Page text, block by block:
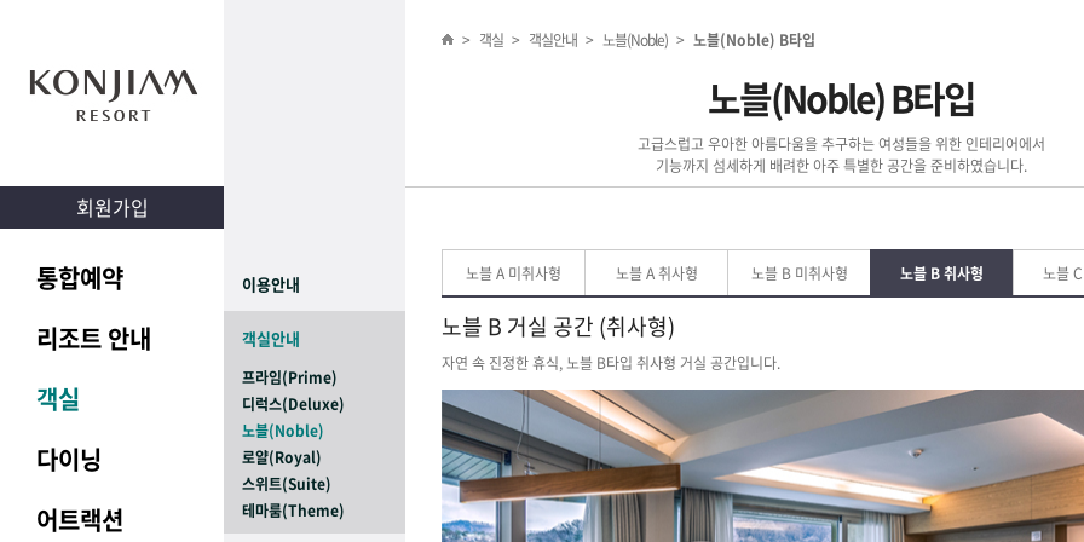
회원가입
통합예약
리조트 안내
객실
이용안내
객실안내
프라임(Prime)
디럭스(Deluxe)
노블(Noble)
로얄(Royal)
스위트(Suite)
테마룸(Theme)
다이닝
어트랙션
> 객실 > 객실안내 > 노블(Noble) > 노블(Noble) B타입
노블(Noble) B타입
고급스럽고 우아한 아름다움을 추구하는 여성들을 위한 인테리어에서
기능까지 섬세하게 배려한 아주 특별한 공간을 준비하였습니다.
노블 A 미취사형 노블 A 취사형 노블 B 미취사형 노블 B 취사형 노블
노블 B 거실 공간 (취사형)
자연 속 진정한 휴식, 노블 B타입 취사형 거실 공간입니다.